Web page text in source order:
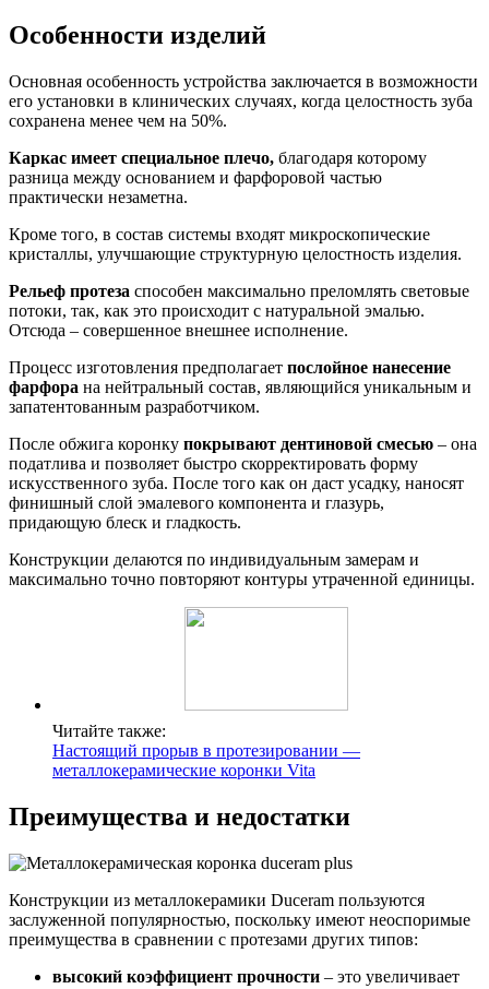
Особенности изделий
Основная особенность устройства заключается в возможности
его установки в клинических случаях, когда целостность зуба
сохранена менее чем на 50%.
Каркас имеет специальное плечо, благодаря которому
разница между основанием и фарфоровой частью
практически незаметна.
Кроме того, в состав системы входят микроскопические
кристаллы, улучшающие структурную целостность изделия.
Рельеф протеза способен максимально преломлять световые
потоки, так, как это происходит с натуральной эмалью.
Отсюда – совершенное внешнее исполнение.
Процесс изготовления предполагает послойное нанесение
фарфора на нейтральный состав, являющийся уникальным и
запатентованным разработчиком.
После обжига коронку покрывают дентиновой смесью – она
податлива и позволяет быстро скорректировать форму
искусственного зуба. После того как он даст усадку, наносят
финишный слой эмалевого компонента и глазурь,
придающую блеск и гладкость.
Конструкции делаются по индивидуальным замерам и
максимально точно повторяют контуры утраченной единицы.
Читайте также:
Настоящий прорыв в протезировании —
металлокерамические коронки Vita
Преимущества и недостатки
Конструкции из металлокерамики Duceram пользуются
заслуженной популярностью, поскольку имеют неоспоримые
преимущества в сравнении с протезами других типов:
высокий коэффициент прочности – это увеличивает